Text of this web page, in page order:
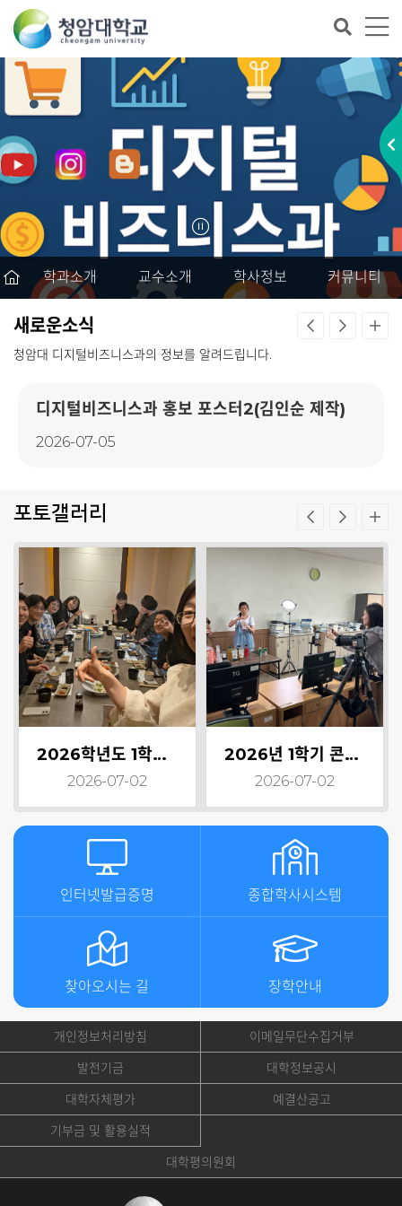
학과소개 교수소개 학사정보 커뮤니티
새로운소식
청암대 디지털비즈니스과의 정보를 알려드립니다.
디지털비즈니스과 홍보 포스터2(김인순 제작)
2026-07-05
포토갤러리
2026학년도 1학기 종강기념 식사 풍경
2026-07-02
2026년 1학기 콘텐츠제작_마케팅쇼츠 제작
2026-07-02
인터넷발급증명 종합학사시스템
찾아오시는 길 장학안내
개인정보처리방침
이메일무단수집거부
발전기금
대학정보공시
대학자체평가
예결산공고
기부금 및 활용실적
대학평의원회